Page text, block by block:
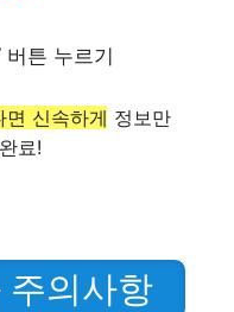
버튼 누르기
신속하게 정보만
료!
주의사항